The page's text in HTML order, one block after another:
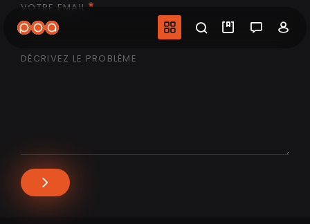
au
contenu
Navigation
Recherche
Mes
VOTRE EMAIL
DÉCRIVEZ LE PROBLÈME